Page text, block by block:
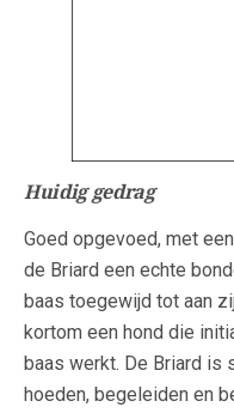
Huidig gedrag
Goed opgevoed, met
de Briard een echte
baas toegewijd tot aan
kortom een hond die
baas werkt. De Briard is
hoeden, begeleiden en